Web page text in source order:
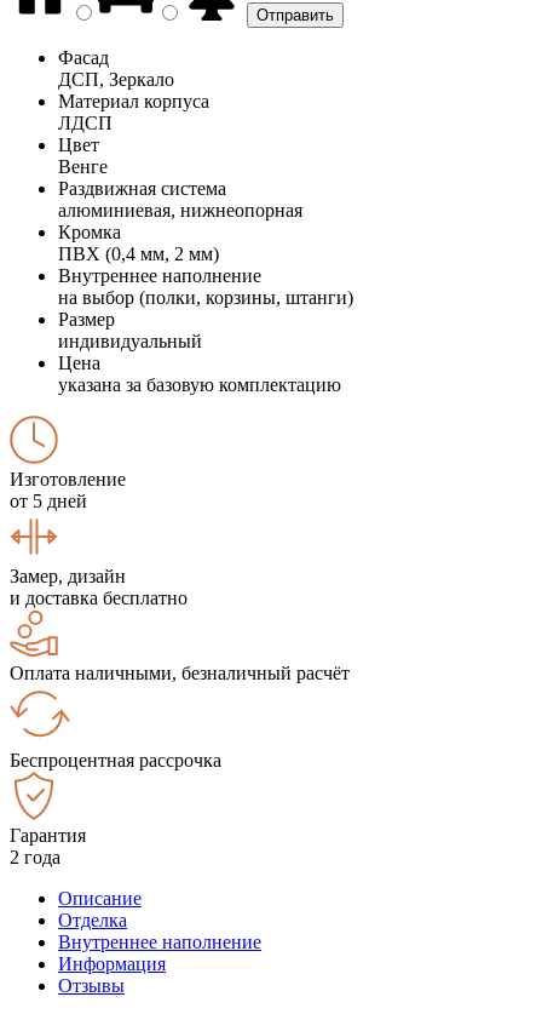
Фасад
ДСП, Зеркало
Материал корпуса
ЛДСП
Цвет
Венге
Раздвижная система
алюминиевая, нижнеопорная
Кромка
ПВХ (0,4 мм, 2 мм)
Внутреннее наполнение
на выбор (полки, корзины, штанги)
Размер
индивидуальный
Цена
указана за базовую комплектацию
Изготовление
от 5 дней
Замер, дизайн
и доставка бесплатно
Оплата наличными, безналичный расчёт
Беспроцентная рассрочка
Гарантия
2 года
Описание
Отделка
Внутреннее наполнение
Информация
Отзывы